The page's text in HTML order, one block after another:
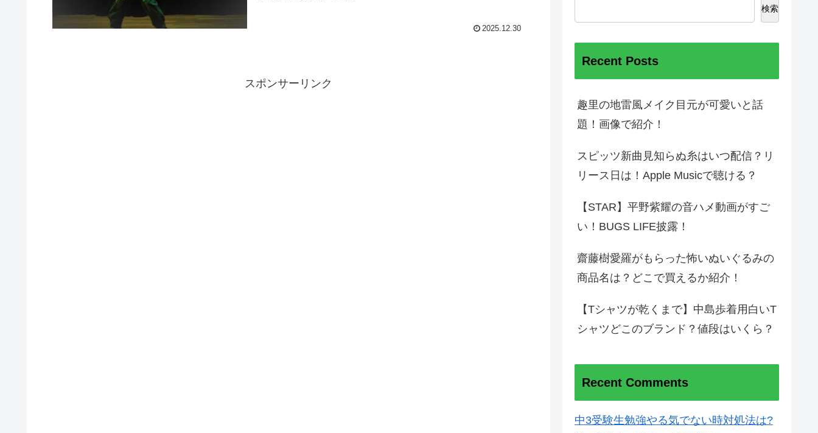
2025.12.30
スポンサーリンク
検索
Recent Posts
趣里の地雷風メイク目元が可愛いと話
題！画像で紹介！
スピッツ新曲見知らぬ糸はいつ配信？リ
リース日は！Apple Musicで聴ける？
【STAR】平野紫耀の音ハメ動画がすご
い！BUGS LIFE披露！
齋藤樹愛羅がもらった怖いぬいぐるみの
商品名は？どこで買えるか紹介！
【Tシャツが乾くまで】中島歩着用白いT
シャツどこのブランド？値段はいくら？
Recent Comments
中3受験生勉強やる気でない時対処法は?